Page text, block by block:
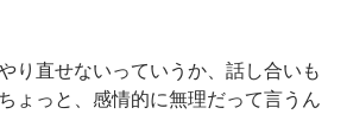
り直せないっていうか、話し合いも
ょっと、感情的に無理だって言うん